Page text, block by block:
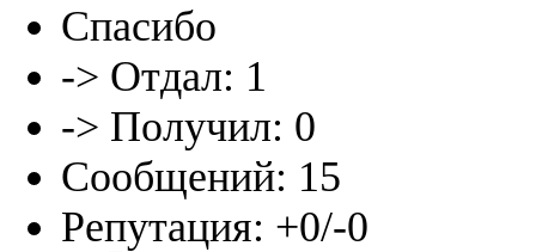
Спасибо
-> Отдал: 1
-> Получил: 0
Сообщений: 15
Репутация: +0/-0